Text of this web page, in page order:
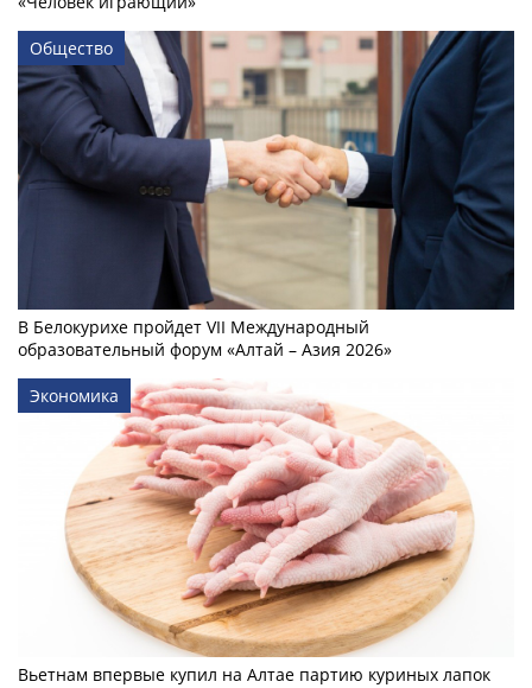
Общество
В Белокурихе пройдет VII Международный
образовательный форум «Алтай – Азия 2026»
Экономика
Вьетнам впервые купил на Алтае партию куриных лапок